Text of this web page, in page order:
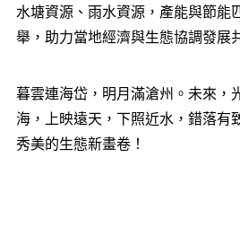
水塘資源、雨水資源，產能與節能
舉，助力當地經濟與生態協調發展
暮雲連海岱，明月滿滄州。未來，
海，上映遠天，下照近水，錯落有
秀美的生態新畫卷！